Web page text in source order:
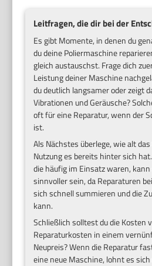
Leitfragen, die dir bei der
Es gibt Momente, in denen du
du deine Poliermaschine
gleich austauschst. Frage dich
Leistung deiner Maschine
du deutlich langsamer oder zeigt
Vibrationen und Geräusche?
oft für eine Reparatur, wenn der
ist.
Als Nächstes überlege, wie alt
Nutzung es bereits hinter sich
die häufig im Einsatz waren,
sinnvoller sein, da Reparaturen
sich schnell summieren und die
kann.
Schließlich solltest du die Kosten
Reparaturkosten in einem
Neupreis? Wenn die Reparatur
eine neue Maschine, lohnt es